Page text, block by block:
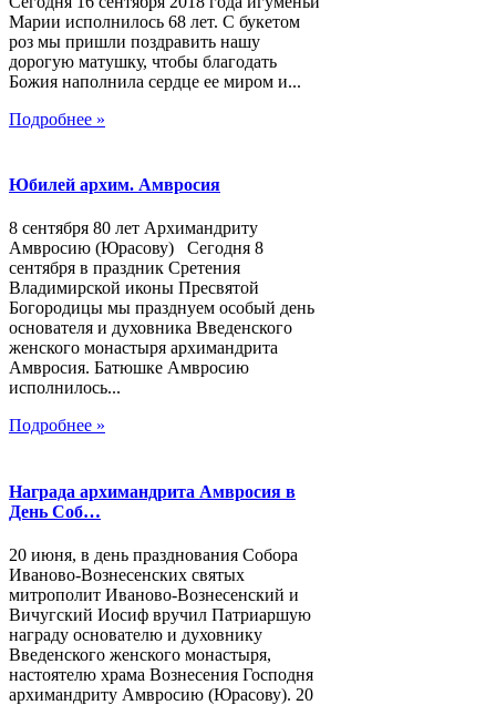
Марии исполнилось 68 лет. С букетом
роз мы пришли поздравить нашу
дорогую матушку, чтобы благодать
Божия наполнила сердце ее миром и...
Подробнее »
Юбилей архим. Амвросия
8 сентября 80 лет Архимандриту
Амвросию (Юрасову) Сегодня 8
сентября в праздник Сретения
Владимирской иконы Пресвятой
Богородицы мы празднуем особый день
основателя и духовника Введенского
женского монастыря архимандрита
Амвросия. Батюшке Амвросию
исполнилось...
Подробнее »
Награда архимандрита Амвросия в
День Соб…
20 июня, в день празднования Собора
Иваново-Вознесенских святых
митрополит Иваново-Вознесенский и
Вичугский Иосиф вручил Патриаршую
награду основателю и духовнику
Введенского женского монастыря,
настоятелю храма Вознесения Господня
архимандриту Амвросию (Юрасову). 20